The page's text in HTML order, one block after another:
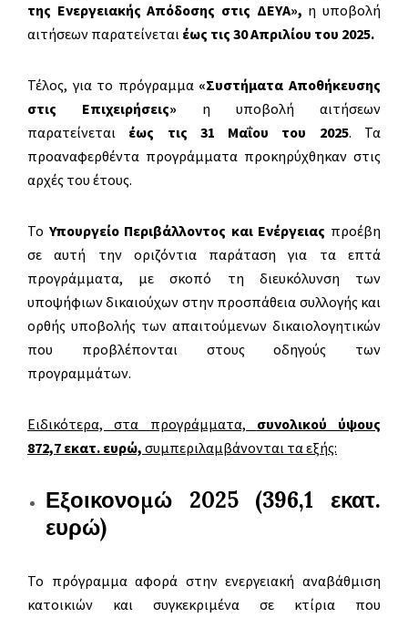
της Ενεργειακής Απόδοσης στις ΔΕΥΑ», η υποβολή
αιτήσεων παρατείνεται έως τις 30 Απριλίου του 2025.
Τέλος, για το πρόγραμμα «Συστήματα Αποθήκευσης
στις Επιχειρήσεις» η υποβολή αιτήσεων
παρατείνεται έως τις 31 Μαΐου του 2025. Τα
προαναφερθέντα προγράμματα προκηρύχθηκαν στις
αρχές του έτους.
Το Υπουργείο Περιβάλλοντος και Ενέργειας προέβη
σε αυτή την οριζόντια παράταση για τα επτά
προγράμματα, με σκοπό τη διευκόλυνση των
υποψήφιων δικαιούχων στην προσπάθεια συλλογής και
ορθής υποβολής των απαιτούμενων δικαιολογητικών
που προβλέπονται στους οδηγούς των
προγραμμάτων.
Ειδικότερα, στα προγράμματα, συνολικού ύψους
872,7 εκατ. ευρώ, συμπεριλαμβάνονται τα εξής:
Εξοικονομώ 2025 (396,1 εκατ.
ευρώ)
Το πρόγραμμα αφορά στην ενεργειακή αναβάθμιση
κατοικιών και συγκεκριμένα σε κτίρια που